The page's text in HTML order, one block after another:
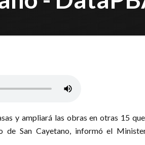
y ampliará las obras en otras 15
de San Cayetano, informó el